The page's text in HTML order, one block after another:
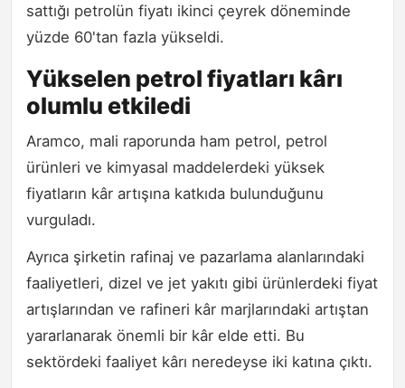
sattığı petrolün fiyatı ikinci çeyrek döneminde
yüzde 60'tan fazla yükseldi.
Yükselen petrol fiyatları kârı
olumlu etkiledi
Aramco, mali raporunda ham petrol, petrol
ürünleri ve kimyasal maddelerdeki yüksek
fiyatların kâr artışına katkıda bulunduğunu
vurguladı.
Ayrıca şirketin rafinaj ve pazarlama alanlarındaki
faaliyetleri, dizel ve jet yakıtı gibi ürünlerdeki fiyat
artışlarından ve rafineri kâr marjlarındaki artıştan
yararlanarak önemli bir kâr elde etti. Bu
sektördeki faaliyet kârı neredeyse iki katına çıktı.